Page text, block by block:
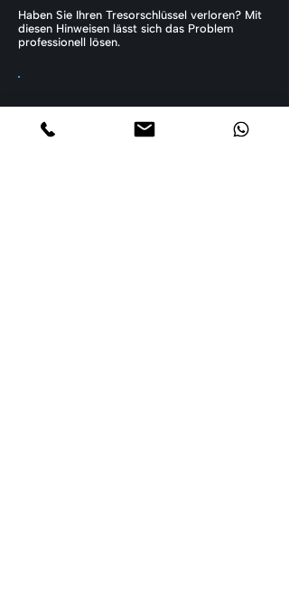
Haben Sie Ihren Tresorschlüssel verloren? Mit
diesen Hinweisen lässt sich das Problem
professionell lösen.